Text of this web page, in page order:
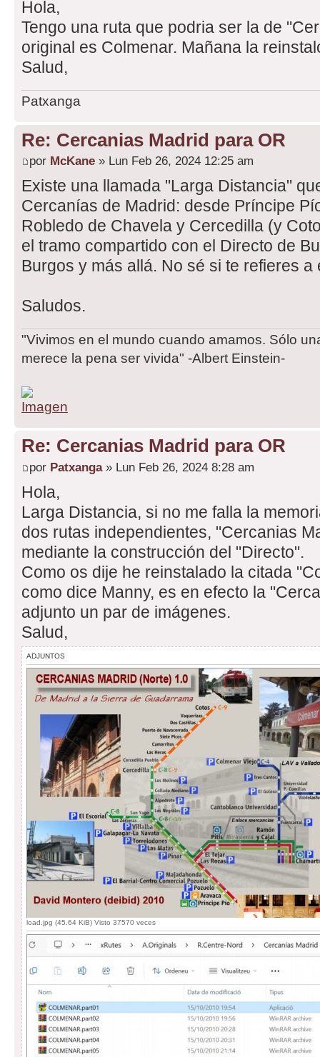
Hola,
Tengo una ruta que podria ser la de
original es Colmenar. Mañana la
Salud,
Patxanga
Re: Cercanias Madrid para OR
por McKane » Lun Feb 26, 2024 12:25 am
Existe una llamada "Larga Distancia"
Cercanías de Madrid: desde Príncipe
Robledo de Chavela y Cercedilla (y
el tramo compartido con el Directo de
Burgos y más allá. No sé si te refieres a
Saludos.
"Vivimos en el mundo cuando amamos. Sólo
merece la pena ser vivida" -Albert Einstein-
Re: Cercanias Madrid para OR
por Patxanga» Lun Feb 26, 2024 8:28 am
Hola,
Larga Distancia, si no me falla la
dos rutas independientes, "Cercanias
mediante la construcción del "Directo".
Como os dije he reinstalado la citada
como dice Manny, es en efecto la
adjunto un par de imágenes.
Salud,
ADJUNTOS
load.jpg (45.64 KiB) Visto 37570 veces